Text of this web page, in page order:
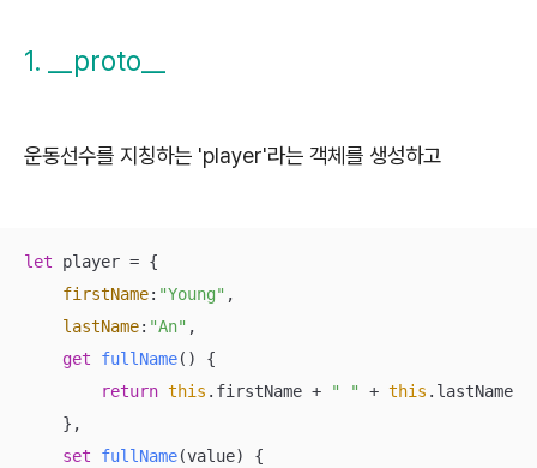
1. __proto__
운동선수를 지칭하는 'player'라는 객체를 생성하고
let player = {
firstName: "Young" ,
lastName: "An" ,
get
fullName() {
return this .firstName + " " + this .lastName
    },
set
fullName(value) {